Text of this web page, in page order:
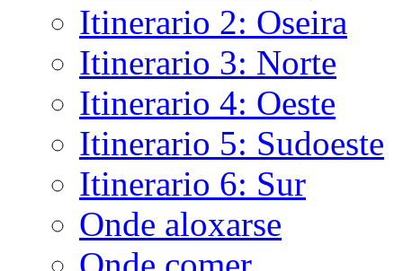
Itinerario 2: Oseira
Itinerario 3: Norte
Itinerario 4: Oeste
Itinerario 5: Sudoeste
Itinerario 6: Sur
Onde aloxarse